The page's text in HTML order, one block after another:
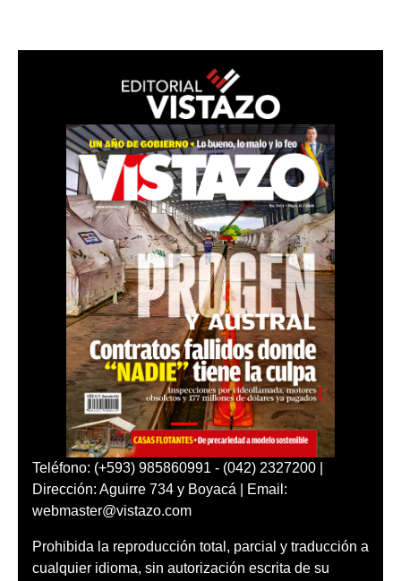
Teléfono: (+593) 985860991 - (042) 2327200 |
Dirección: Aguirre 734 y Boyacá | Email:
webmaster@vistazo.com
Prohibida la reproducción total, parcial y traducción a
cualquier idioma, sin autorización escrita de su